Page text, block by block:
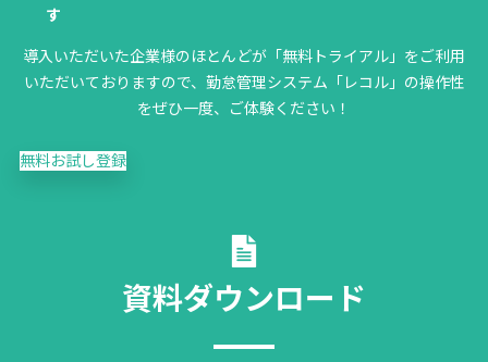
す
導入いただいた企業様のほとんどが「無料トライアル」をご利用
いただいておりますので、勤怠管理システム「レコル」の操作性
をぜひ一度、ご体験ください！
無料お試し登録
資料ダウンロード